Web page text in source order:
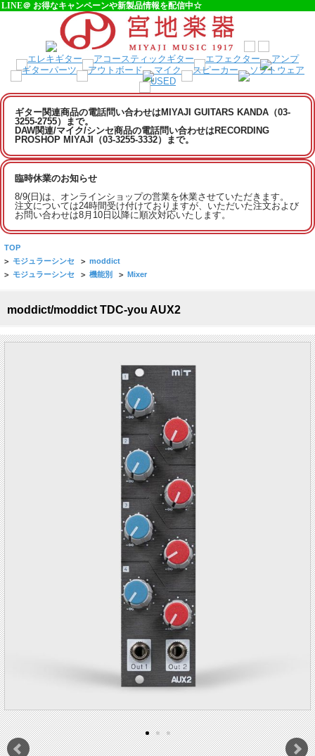
LINE＠ お得なキャンペーンや新製品情報を配信中☆
ギター関連商品の電話問い合わせはMIYAJI GUITARS KANDA（03-
3255-2755）まで。
DAW関連/マイク/シンセ商品の電話問い合わせはRECORDING
PROSHOP MIYAJI（03-3255-3332）まで。
臨時休業のお知らせ
8/9(日)は、オンラインショップの営業を休業させていただきます。
注文については24時間受け付けておりますが、いただいた注文および
お問い合わせは8月10日以降に順次対応いたします。
TOP
> モジュラーシンセ > moddict
> モジュラーシンセ > 機能別 > Mixer
moddict/moddict TDC-you AUX2